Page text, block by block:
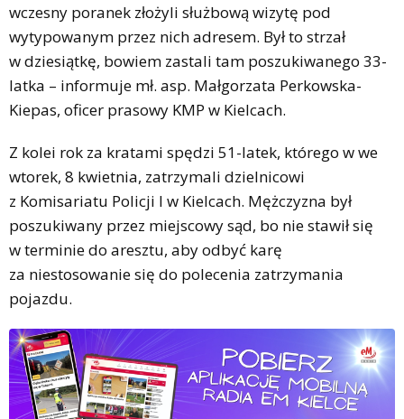
wczesny poranek złożyli służbową wizytę pod
wytypowanym przez nich adresem. Był to strzał
w dziesiątkę, bowiem zastali tam poszukiwanego 33-
latka – informuje mł. asp. Małgorzata Perkowska-
Kiepas, oficer prasowy KMP w Kielcach.
Z kolei rok za kratami spędzi 51-latek, którego w we
wtorek, 8 kwietnia, zatrzymali dzielnicowi
z Komisariatu Policji I w Kielcach. Mężczyzna był
poszukiwany przez miejscowy sąd, bo nie stawił się
w terminie do aresztu, aby odbyć karę
za niestosowanie się do polecenia zatrzymania
pojazdu.